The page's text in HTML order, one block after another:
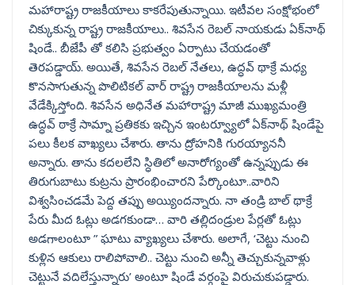
మహారాష్ట్ర రాజకీయాలు కాకరేపుతున్నాయి. ఇటీవల సంక్షోభంలో
చిక్కుకున్న రాష్ట్ర రాజకీయాలు.. శివసేన రెబల్ నాయకుడు ఏక్‌నాథ్
షిండే.. బీజేపీ తో కలిసి ప్రభుత్వం ఏర్పాటు చేయడంతో
తెరపడ్డాయ్. అయితే, శివసేన రెబల్ నేతలు, ఉద్ధవ్ థాక్రే మధ్య
కొనసాగుతున్న పొలిటికల్ వార్ రాష్ట్ర రాజకీయాలను మళ్లీ
వేడేక్కిస్తోంది. శివసేన అధినేత మహారాష్ట్ర మాజీ ముఖ్యమంత్రి
ఉద్ధవ్ ఠాక్రే సామ్నా ప్రతికకు ఇచ్చిన ఇంటర్వ్యూలో ఏక్‌నాథ్ షిండేపై
పలు కీలక వాఖ్యలు చేశారు. తాను ద్రోహనికి గురయ్యాననీ
అన్నారు. తాను కదలలేని స్ధితిలో అనారోగ్యంతో ఉన్నప్పుడు ఈ
తిరుగుబాటు కుట్రను ప్రారంభించారని పేర్కొంటూ..వారిని
విశ్వసించడమే పెద్ద తప్పు అయ్యిందన్నారు. నా తండ్రి బాల్ థాక్రే
పేరు మీద ఓట్లు అడగకుండా… వారి తల్లిదండ్రుల పేర్లతో ఓట్లు
అడగాలంటూ ” ఘాటు వ్యాఖ్యలు చేశారు. అలాగే, ‘చెట్టు నుంచి
కుళ్లిన ఆకులు రాలిపోవాలి.. చెట్టు నుంచి అన్నీ తెచ్చుకున్నవాళ్లు
చెట్టునే వదిలేస్తున్నారు’ అంటూ షిండే వర్గంపై విరుచుకుపడ్డారు.